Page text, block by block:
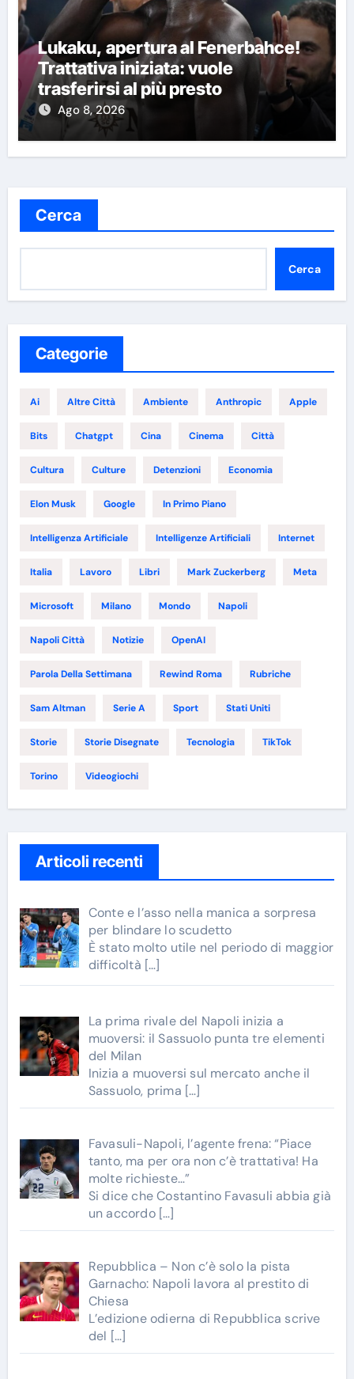
Lukaku, apertura al Fenerbahce!
Trattativa iniziata: vuole
trasferirsi al più presto
Ago 8, 2026
Cerca
Cerca
Categorie
Ai Altre Città Ambiente Anthropic Apple
Bits Chatgpt Cina Cinema Città
Cultura Culture Detenzioni Economia
Elon Musk Google In Primo Piano
Intelligenza Artificiale Intelligenze Artificiali Internet
Italia Lavoro Libri Mark Zuckerberg Meta
Microsoft Milano Mondo Napoli
Napoli Città Notizie OpenAI
Parola Della Settimana Rewind Roma Rubriche
Sam Altman Serie A Sport Stati Uniti
Storie Storie Disegnate Tecnologia TikTok
Torino Videogiochi
Articoli recenti
Conte e l’asso nella manica a sorpresa
per blindare lo scudetto
È stato molto utile nel periodo di maggior
difficoltà […]
La prima rivale del Napoli inizia a
muoversi: il Sassuolo punta tre elementi
del Milan
Inizia a muoversi sul mercato anche il
Sassuolo, prima […]
Favasuli-Napoli, l’agente frena: “Piace
tanto, ma per ora non c’è trattativa! Ha
molte richieste…”
Si dice che Costantino Favasuli abbia già
un accordo […]
Repubblica – Non c’è solo la pista
Garnacho: Napoli lavora al prestito di
Chiesa
L’edizione odierna di Repubblica scrive
del […]